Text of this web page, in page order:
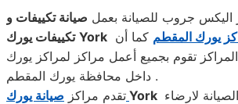
اليكس جروب للصيانة بعمل صيانة تكييفات و
تكييفات يورك York يورك المقطم كما أن
داخل محافظة يورك المقطم .
تقدم مراكز York